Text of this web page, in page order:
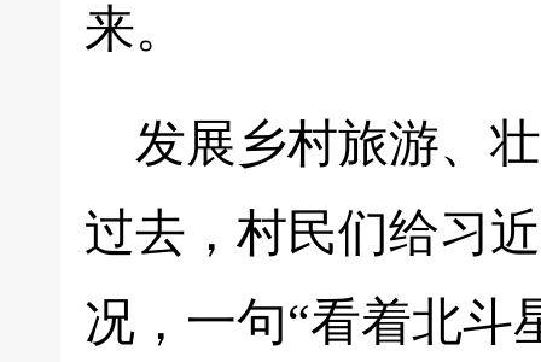
来。
发展乡村旅游、
过去，村民们给习
况，一句“看着北斗